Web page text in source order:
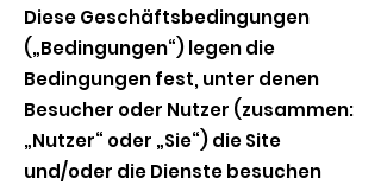
Diese Geschäftsbedingungen
(„Bedingungen“) legen die
Bedingungen fest, unter denen
Besucher oder Nutzer (zusammen:
„Nutzer“ oder „Sie“) die Site
und/oder die Dienste besuchen